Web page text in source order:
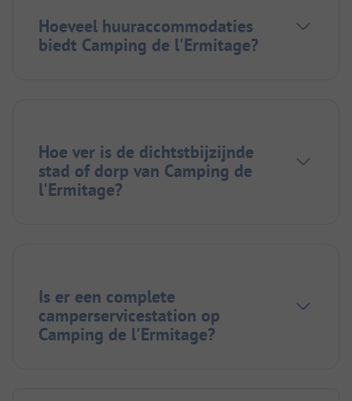
Hoeveel huuraccommodaties
biedt Camping de l'Ermitage?
Hoe ver is de dichtstbijzijnde
stad of dorp van Camping de
l'Ermitage?
Is er een complete
camperservicestation op
Camping de l'Ermitage?